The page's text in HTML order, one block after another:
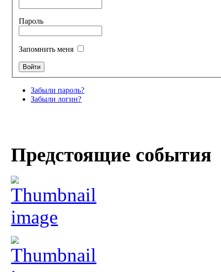
Пароль
Запомнить меня
Забыли пароль?
Забыли логин?
Предстоящие события